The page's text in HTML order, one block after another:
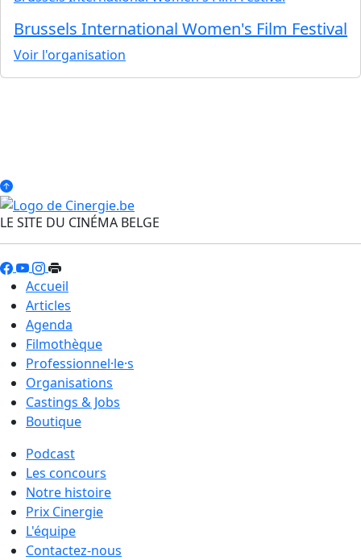
Brussels International Women's Film Festival
Voir l'organisation
LE SITE DU CINÉMA BELGE
Accueil
Articles
Agenda
Filmothèque
Professionnel·le·s
Organisations
Castings & Jobs
Boutique
Podcast
Les concours
Notre histoire
Prix Cinergie
L'équipe
Contactez-nous